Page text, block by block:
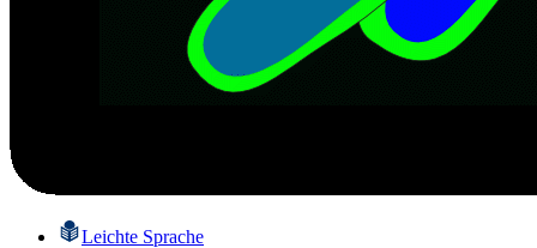
Leichte Sprache